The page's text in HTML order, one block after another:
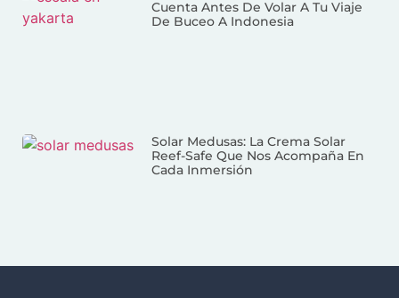
Cuenta Antes De Volar A Tu Viaje
De Buceo A Indonesia
Solar Medusas: La Crema Solar
Reef-Safe Que Nos Acompaña En
Cada Inmersión